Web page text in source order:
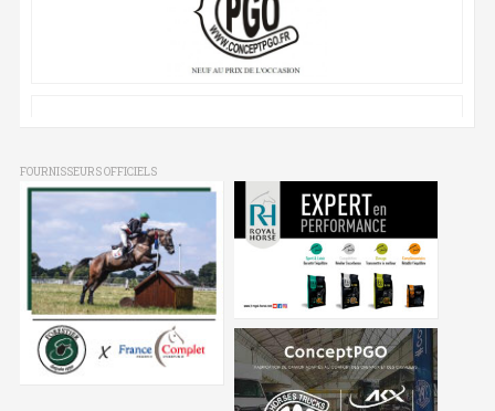
FOURNISSEURS OFFICIELS